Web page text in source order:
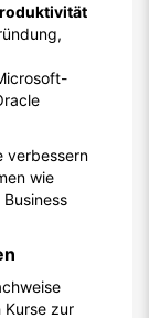
verbessern
wie
zur